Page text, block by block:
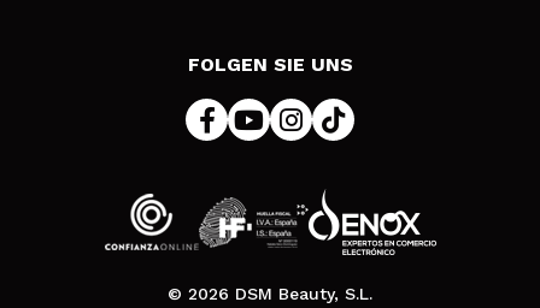
FOLGEN SIE UNS
© 2026 DSM Beauty, S.L.